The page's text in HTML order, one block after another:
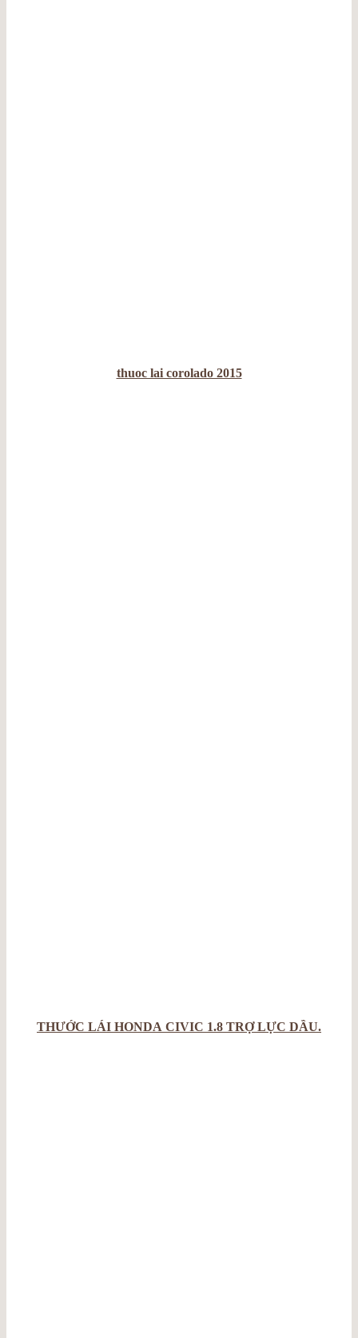
thuoc lai corolado 2015
THƯỚC LÁI HONDA CIVIC 1.8 TRỢ LỰC DẦU.